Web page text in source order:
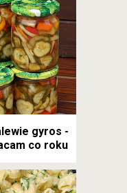
gyros -
co roku